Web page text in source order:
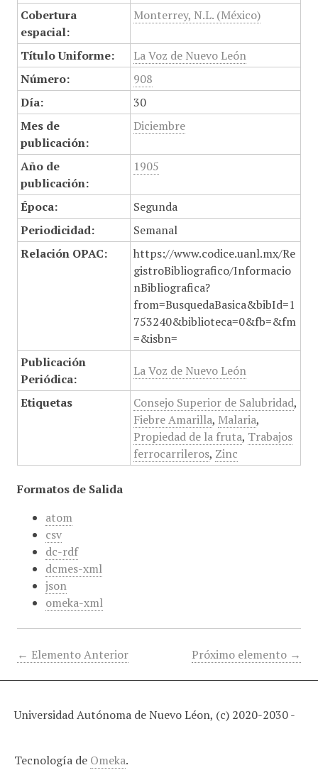
Cobertura
espacial:
Monterrey, N.L. (México)
Título Uniforme:
La Voz de Nuevo León
Número:
908
Día:
30
Mes de
publicación:
Diciembre
Año de
publicación:
1905
Época:
Segunda
Periodicidad:
Semanal
Relación OPAC:
https://www.codice.uanl.mx/Re
gistroBibliografico/Informacio
nBibliografica?
from=BusquedaBasica&bibId=1
753240&biblioteca=0&fb=&fm
=&isbn=
Publicación
Periódica:
La Voz de Nuevo León
Etiquetas Consejo Superior de Salubridad,
Fiebre Amarilla, Malaria,
Propiedad de la fruta, Trabajos
ferrocarrileros, Zinc
Formatos de Salida
atom
csv
dc-rdf
dcmes-xml
json
omeka-xml
← Elemento Anterior Próximo elemento →
Universidad Autónoma de Nuevo Léon, (c) 2020-2030 -
Tecnología de Omeka.